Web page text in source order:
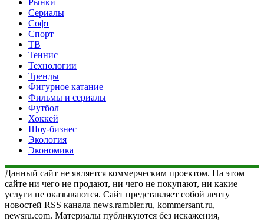
Сериалы
Софт
Спорт
ТВ
Теннис
Технологии
Тренды
Фигурное катание
Фильмы и сериалы
Футбол
Хоккей
Шоу-бизнес
Экология
Экономика
Данный сайт не является коммерческим проектом. На этом
сайте ни чего не продают, ни чего не покупают, ни какие
услуги не оказываются. Сайт представляет собой ленту
новостей RSS канала news.rambler.ru, kommersant.ru,
newsru.com. Материалы публикуются без искажения,